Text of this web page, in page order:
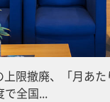
限撤廃、「月あ
全国...